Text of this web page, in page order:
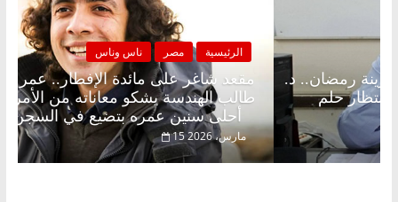
الرئيسية
مقعد شاغر
طالب
أحلى سنين عمره بتضيع في السجن
15 مارس، 2026
مصر
على الإفطار وبلكونة بلا زينة رمضان.. د.
فاروق خبير اقتصادي في انتظار حلم